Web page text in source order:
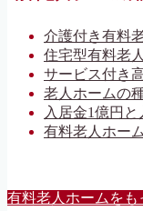
介護付き有料
住宅型有料老
サービス付き
老人ホームの
入居金1億円
有料老人ホー
有料老人ホームをも